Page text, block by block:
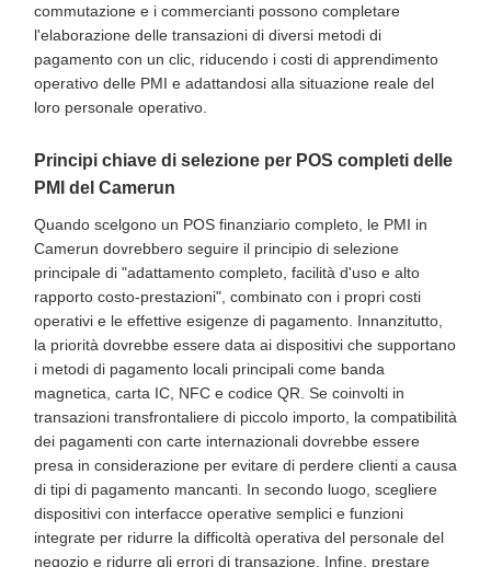
commutazione e i commercianti possono completare
l'elaborazione delle transazioni di diversi metodi di
pagamento con un clic, riducendo i costi di apprendimento
operativo delle PMI e adattandosi alla situazione reale del
loro personale operativo.
Principi chiave di selezione per POS completi delle
PMI del Camerun
Quando scelgono un POS finanziario completo, le PMI in
Camerun dovrebbero seguire il principio di selezione
principale di "adattamento completo, facilità d'uso e alto
rapporto costo-prestazioni", combinato con i propri costi
operativi e le effettive esigenze di pagamento. Innanzitutto,
la priorità dovrebbe essere data ai dispositivi che supportano
i metodi di pagamento locali principali come banda
magnetica, carta IC, NFC e codice QR. Se coinvolti in
transazioni transfrontaliere di piccolo importo, la compatibilità
dei pagamenti con carte internazionali dovrebbe essere
presa in considerazione per evitare di perdere clienti a causa
di tipi di pagamento mancanti. In secondo luogo, scegliere
dispositivi con interfacce operative semplici e funzioni
integrate per ridurre la difficoltà operativa del personale del
negozio e ridurre gli errori di transazione. Infine, prestare